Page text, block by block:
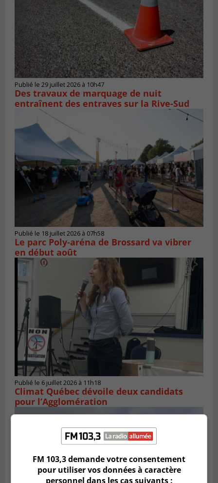
Publié le 29 juillet 2026 à 10h47
Des travaux de marquage de nuit
entraînent des entraves sur la Rive-Sud
Publié le 18 juillet 2026 à 07h58
Le parc Poly-aréna de Brossard va vibrer
en début août
Publié le 6 juillet 2026 à 11h18
Climat Québec dévoile deux candidats
pour l’Agglomération
FM 103,3 demande votre consentement
pour utiliser vos données à caractère
personnel dans les cas suivants :